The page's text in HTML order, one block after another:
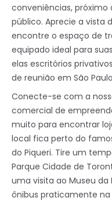
conveniências,
público. Aprecie a vista
encontre o espaço de
equipado ideal para
elas escritórios
de reunião em São
Conecte-se com a
comercial de
muito para encontrar
local fica perto do
do Piqueri. Tire um
Parque Cidade de
uma visita ao Museu
ônibus praticamente